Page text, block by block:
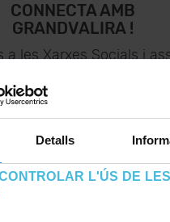
Detalls
L'ÚS DE LES
CONNECTA AMB
GRANDVALIRA !
les Xarxes Socials i
lo últim el primer :)